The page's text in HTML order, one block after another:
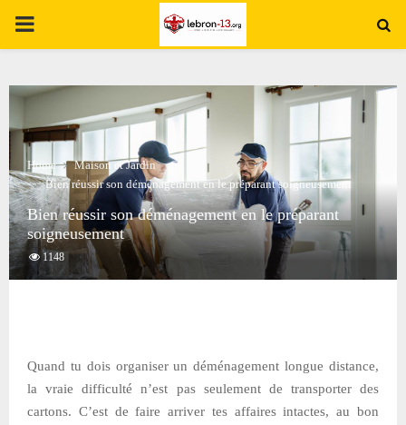
PRIMARY
Home
Maison et Jardin
Bien réussir son déménagement en le préparant soigneusement
Bien réussir son déménagement en le préparant
soigneusement
1148
Quand tu dois organiser un déménagement longue distance,
la vraie difficulté n’est pas seulement de transporter des
cartons. C’est de faire arriver tes affaires intactes, au bon